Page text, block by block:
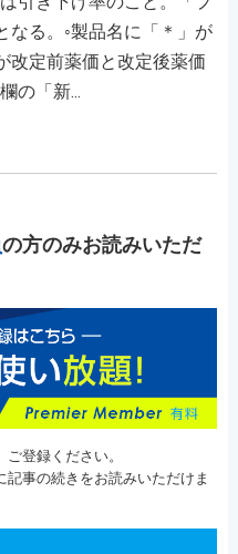
なる。◦製品名に「＊」が
改定前薬価と改定後薬価
の「新...
の方のみお読みいただ
ご登録ください。
記事の続きをお読みいただけま